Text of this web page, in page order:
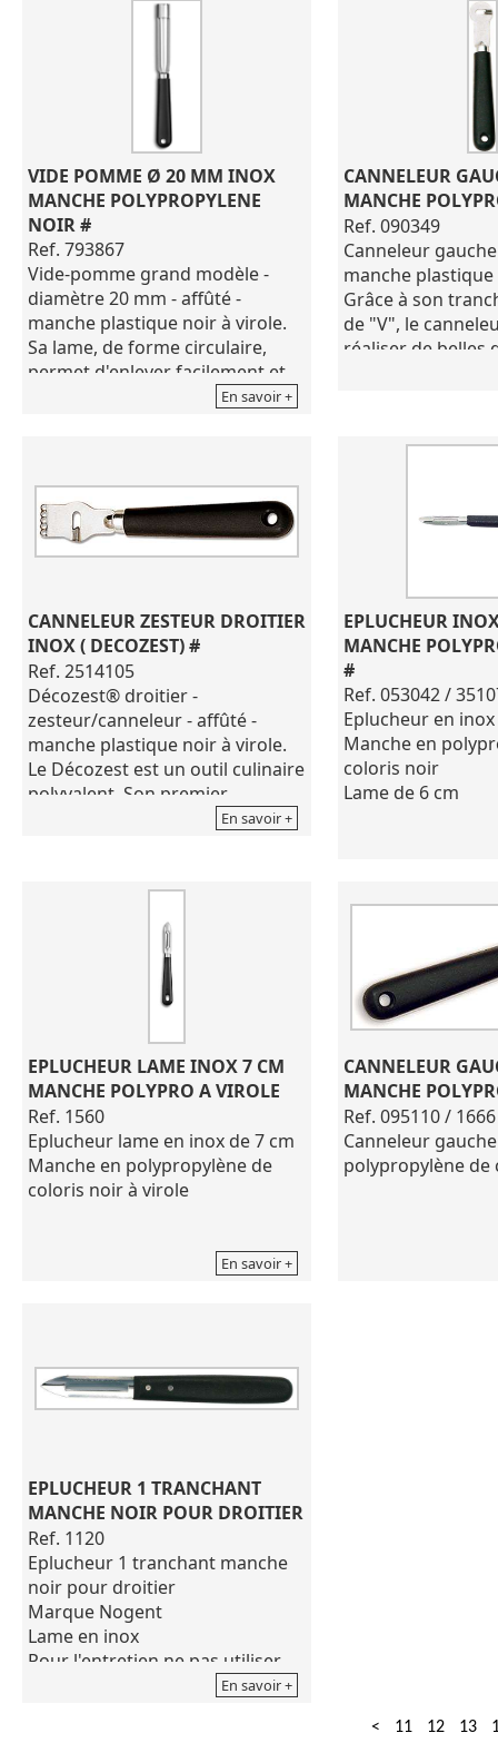
VIDE POMME Ø 20 MM INOX
MANCHE POLYPROPYLENE
NOIR #
Ref. 793867
Vide-pomme grand modèle -
diamètre 20 mm - affûté -
manche plastique noir à virole.
Sa lame, de forme circulaire,
permet d'enlever facilement et
en un seul geste, le trognon
emboutie, à soie postiche, forme
circulaire. Tranchant cerclé.
Manche polypropylène de
Pour l'entretien, ne pas utiliser
de produtis corrosifs et ou
agressifs tels que eau de javel,
détergent...
En savoir +
CANNELEUR
MANCHE
Ref. 090349
Canneleur
manche
Grâce à son
de "V", le
réaliser de belles
Lame en acier
pour gaucher.
CANNELEUR ZESTEUR DROITIER
INOX ( DECOZEST) #
Ref. 2514105
Décozest® droitier -
zesteur/canneleur - affûté -
manche plastique noir à virole.
Le Décozest est un outil culinaire
polyvalent. Son premier
tranchant en forme de V permet
une pièce travaillée. Son
deuxième tranchant muni de
petits trous affutés permet de
réaliser des zestes.
Lame en acier inoxydable
X20Cr13, de 5 cm découpée et
emboutie, à soie postiche forme
pour droitier.
Manche en polypropylène en
noir, tranchant biseauté.
Passe au lave-vaisselle
En savoir +
EPLUCHEUR
MANCHE
#
Ref. 053042 /
Eplucheur en
Manche en
coloris noir
Lame de 6 cm
EPLUCHEUR LAME INOX 7 CM
MANCHE POLYPRO A VIROLE
Ref. 1560
Eplucheur lame en inox de 7 cm
Manche en polypropylène de
coloris noir à virole
En savoir +
CANNELEUR
MANCHE
Ref. 095110 / 1666
Canneleur
polypropylène de
EPLUCHEUR 1 TRANCHANT
MANCHE NOIR POUR DROITIER
Ref. 1120
Eplucheur 1 tranchant manche
noir pour droitier
Marque Nogent
Lame en inox
Pour l'entretien ne pas utiliser
En savoir +
< 11 12 13